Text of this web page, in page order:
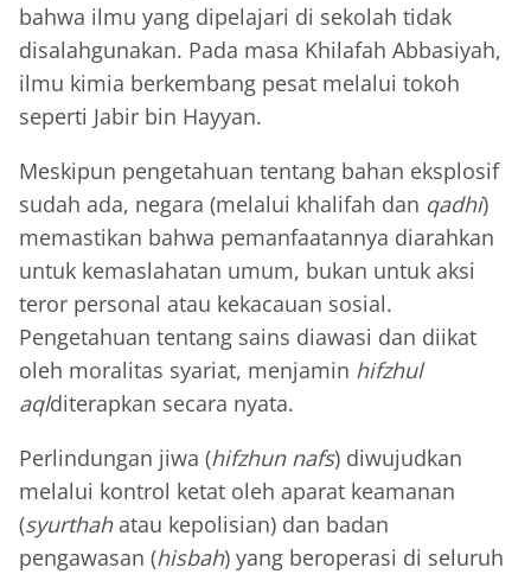
bahwa ilmu yang dipelajari di sekolah tidak
disalahgunakan. Pada masa Khilafah Abbasiyah,
ilmu kimia berkembang pesat melalui tokoh
seperti Jabir bin Hayyan.
Meskipun pengetahuan tentang bahan eksplosif
sudah ada, negara (melalui khalifah dan qadhi)
memastikan bahwa pemanfaatannya diarahkan
untuk kemaslahatan umum, bukan untuk aksi
teror personal atau kekacauan sosial.
Pengetahuan tentang sains diawasi dan diikat
oleh moralitas syariat, menjamin hifzhul
aqlditerapkan secara nyata.
Perlindungan jiwa (hifzhun nafs) diwujudkan
melalui kontrol ketat oleh aparat keamanan
(syurthahatau kepolisian) dan badan
pengawasan (hisbah) yang beroperasi di seluruh